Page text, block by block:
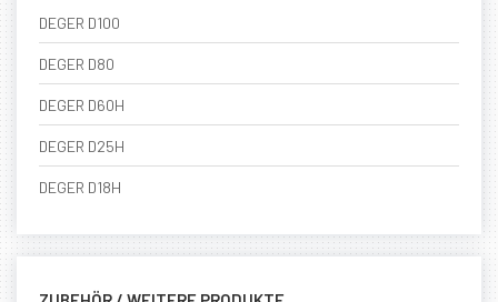
DEGER D100
DEGER D80
DEGER D60H
DEGER D25H
DEGER D18H